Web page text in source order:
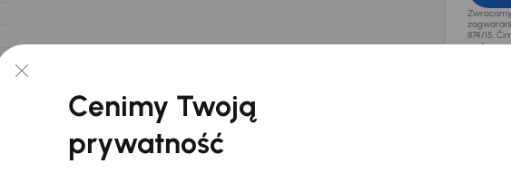
874/15,
osobowe
Cenimy Twoją
prywatność